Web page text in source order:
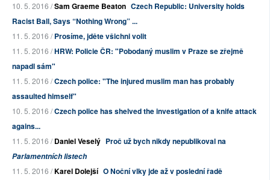
10. 5. 2016 /Sam Graeme Beaton Czech Republic: University holds
Racist Ball, Says “Nothing Wrong” ...
11. 5. 2016 /Prosíme, jděte všichni volit
11. 5. 2016 /HRW: Policie ČR: "Pobodaný muslim v Praze se zřejmě
napadl sám"
11. 5. 2016 /Czech police: "The injured muslim man has probably
assaulted himself"
10. 5. 2016 /Czech police has shelved the investigation of a knife attack
agains...
11. 5. 2016 /Daniel Veselý Proč už bych nikdy nepublikoval na
Parlamentních listech
11. 5. 2016 /Karel Dolejší O Noční vlky jde až v poslední řadě